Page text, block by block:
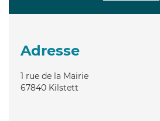
Adresse
1 rue de la Mairie
67840 Kilstett